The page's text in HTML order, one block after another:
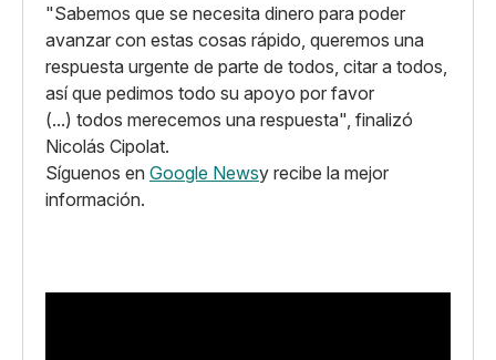
"Sabemos que se necesita dinero para poder
avanzar con estas cosas rápido, queremos una
respuesta urgente de parte de todos, citar a todos,
así que pedimos todo su apoyo por favor
(...) todos merecemos una respuesta", finalizó
Nicolás Cipolat.
Síguenos en Google Newsy recibe la mejor
información.